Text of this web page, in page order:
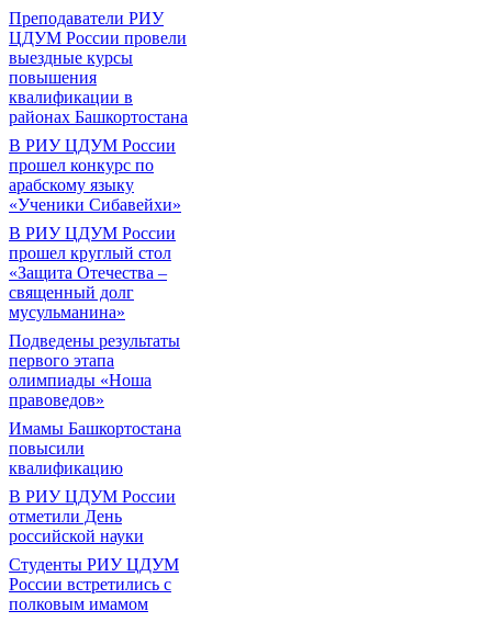
Преподаватели РИУ
ЦДУМ России провели
выездные курсы
повышения
квалификации в
районах Башкортостана
В РИУ ЦДУМ России
прошел конкурс по
арабскому языку
«Ученики Сибавейхи»
В РИУ ЦДУМ России
прошел круглый стол
«Защита Отечества –
священный долг
мусульманина»
Подведены результаты
первого этапа
олимпиады «Ноша
правоведов»
Имамы Башкортостана
повысили
квалификацию
В РИУ ЦДУМ России
отметили День
российской науки
Студенты РИУ ЦДУМ
России встретились с
полковым имамом